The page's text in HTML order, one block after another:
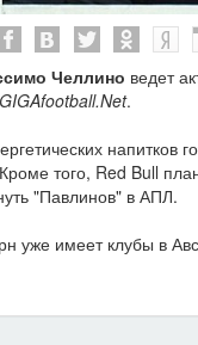
Челлино ведет
GIGAfootball.Net.
напитков
того, Red Bull
"Павлинов" в АПЛ.
уже имеет клубы в